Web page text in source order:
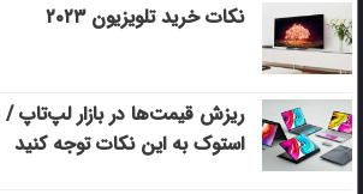
نکات خرید تلویزیون ۲۰۲۳
ریزش قیمت‌ها در بازار لپ‌تاپ
استوک به این نکات توجه کنید